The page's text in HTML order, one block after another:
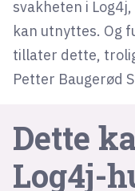
svakheten i
kan utnyttes. Og
tillater dette,
Petter Baugerød
Dette
Log4j-
lys modus
nyhetsbrev
kode24-